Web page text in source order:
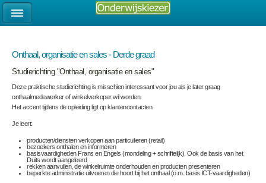
Onthaal, organisatie en sales - Derde graad
Studierichting "Onthaal, organisatie en sales"
Deze praktische studierichting is misschien interessant voor jou als je later graag
onthaalmedewerker of winkelverkoper wil worden.
Het accent tijdens de opleiding ligt op klantencontacten.
Je leert:
producten/diensten verkopen aan particulieren (retail)
bezoekers onthalen en informeren
basisvaardigheden Frans en Engels (mondeling + schriftelijk). Ook de basis van het
Duits wordt aangeleerd
rekken aanvullen, de winkelruimte onderhouden en producten presenteren
beperkte administratie uitvoeren die hoort bij het onthaal (o.m. basis ICT-vaardigheden)